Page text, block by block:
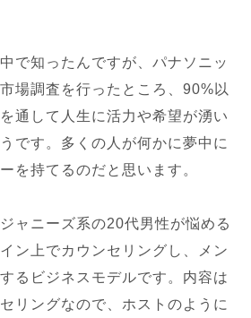
で知ったんですが、パナソニッ
場調査を行ったところ、90%以
通して人生に活力や希望が湧い
です。多くの人が何かに夢中に
を持てるのだと思います。
ャニーズ系の20代男性が悩める
ン上でカウンセリングし、メン
るビジネスモデルです。内容は
リングなので、ホストのように